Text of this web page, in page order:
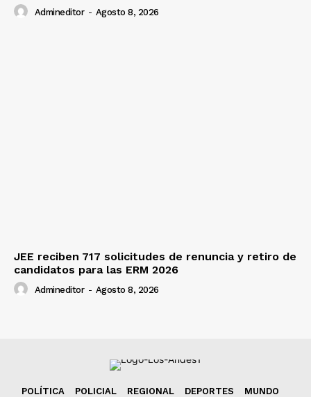
Admineditor - Agosto 8, 2026
JEE reciben 717 solicitudes de renuncia y retiro de
candidatos para las ERM 2026
Admineditor - Agosto 8, 2026
POLÍTICA POLICIAL REGIONAL DEPORTES
MUNDO